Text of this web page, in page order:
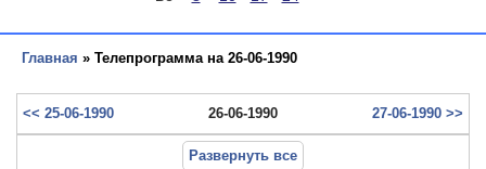
Главная » Телепрограмма на 26-06-1990
<< 25-06-1990 26-06-1990 27-06-1990 >>
Развернуть все